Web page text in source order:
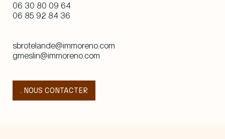
06 30 80 09 64
06 85 92 84 36
sbrotelande@immoreno.com
gmeslin@immoreno.com
. NOUS CONTACTER